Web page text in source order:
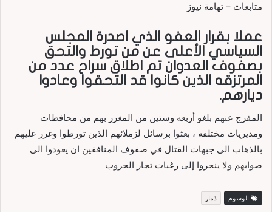
متابعات – تهامة نيوز
عملا بقرار العفو الذي اصدرة المجلس
السياسي الأعلى عن من تورط والتحق
بصفوف العدوان تم اطلاق سراح عدد من
المرتزقه الذين كانوا قد التحقوا وعادوا
ديارهم.
المفرج عنهم بلغو أربعه وستين من المغرر بهم من محافظات
ومديريات مختلفه ، بعثوا برسائل لزملائهم الذين تورطوا وغرر عليهم
بالذهاب الى جبهات القتال في صفوف المنافقين ان يعودوا الى
صوابهم ولا ينجروا إلى رغبات تجار الحروب
الوسوم ذمار